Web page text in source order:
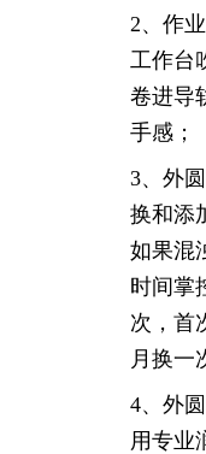
2、作
工作台
卷进导
手感；
3、外
换和添
如果混
时间掌
次，首
月换一
4、外
用专业